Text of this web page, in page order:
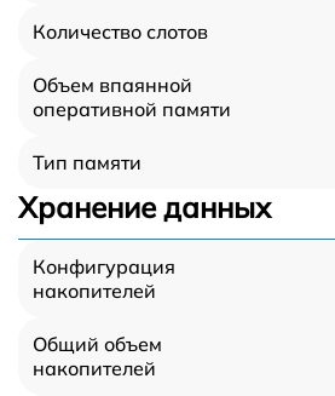
Количество слотов
Объем впаянной
оперативной памяти
Тип памяти
Хранение данных
Конфигурация
накопителей
Общий объем
накопителей